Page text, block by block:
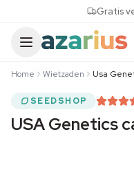
Gratis
Home Wietzaden Usa
SEEDSHOP
USA Genetics